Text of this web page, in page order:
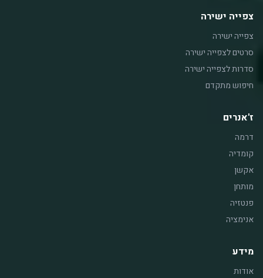
צפייה ישירה
צפייה ישירה
סרטים לצפייה ישירה
סדרות לצפייה ישירה
חיפוש מתקדם
ז'אנרים
דרמה
קומדיה
אקשן
מותחן
פנטזיה
אנימציה
מידע
אודות